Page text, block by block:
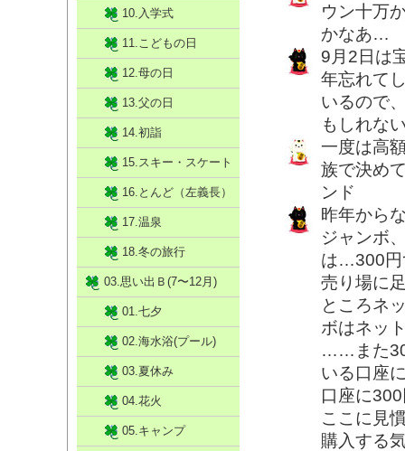
ウン十万
かなあ…
9月2日は
年忘れて
いるので
もしれな
一度は高
族で決め
ンド
昨年から
ジャンボ
は…300円
売り場に
ところネ
ボはネッ
……また
いる口座
口座に
ここに見
購入する
10.入学式
11.こどもの日
12.母の日
13.父の日
14.初詣
15.スキー・スケート
16.とんど（左義長）
17.温泉
18.冬の旅行
03.思い出Ｂ(7〜12月)
01.七夕
02.海水浴(プール)
03.夏休み
04.花火
05.キャンプ